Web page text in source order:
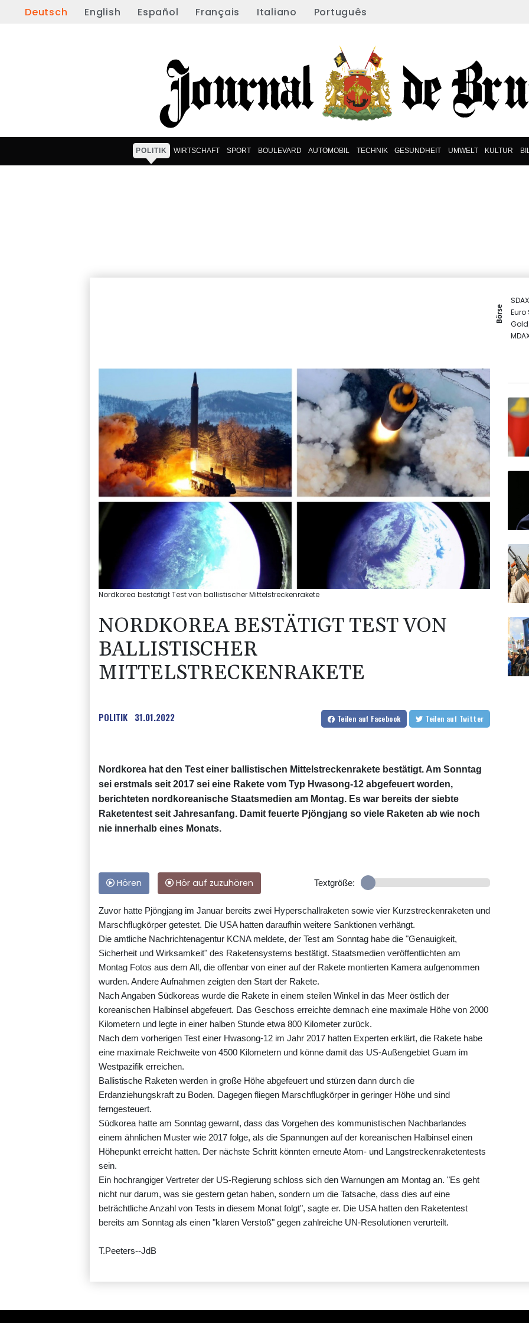
Deutsch English Español Français Italiano Português
POLITIK WIRTSCHAFT SPORT BOULEVARD AUTOMOBIL TECHNIK GESUNDHEIT UMWELT KULTUR
Börse
SDAX
Euro
Nordkorea bestätigt Test von ballistischer Mittelstreckenrakete
NORDKOREA BESTÄTIGT TEST VON
BALLISTISCHER
MITTELSTRECKENRAKETE
POLITIK 31.01.2022 Teilen auf Facebook Teilen auf Twitter
Nordkorea hat den Test einer ballistischen Mittelstreckenrakete bestätigt. Am Sonntag
sei erstmals seit 2017 sei eine Rakete vom Typ Hwasong-12 abgefeuert worden,
berichteten nordkoreanische Staatsmedien am Montag. Es war bereits der siebte
Raketentest seit Jahresanfang. Damit feuerte Pjöngjang so viele Raketen ab wie noch
nie innerhalb eines Monats.
Hören Hör auf zuzuhören Textgröße:
Zuvor hatte Pjöngjang im Januar bereits zwei Hyperschallraketen sowie vier Kurzstreckenraketen und
Marschflugkörper getestet. Die USA hatten daraufhin weitere Sanktionen verhängt.
Die amtliche Nachrichtenagentur KCNA meldete, der Test am Sonntag habe die "Genauigkeit,
Sicherheit und Wirksamkeit" des Raketensystems bestätigt. Staatsmedien veröffentlichten am
Montag Fotos aus dem All, die offenbar von einer auf der Rakete montierten Kamera aufgenommen
wurden. Andere Aufnahmen zeigten den Start der Rakete.
Nach Angaben Südkoreas wurde die Rakete in einem steilen Winkel in das Meer östlich der
koreanischen Halbinsel abgefeuert. Das Geschoss erreichte demnach eine maximale Höhe von 2000
Kilometern und legte in einer halben Stunde etwa 800 Kilometer zurück.
Nach dem vorherigen Test einer Hwasong-12 im Jahr 2017 hatten Experten erklärt, die Rakete habe
eine maximale Reichweite von 4500 Kilometern und könne damit das US-Außengebiet Guam im
Westpazifik erreichen.
Ballistische Raketen werden in große Höhe abgefeuert und stürzen dann durch die
Erdanziehungskraft zu Boden. Dagegen fliegen Marschflugkörper in geringer Höhe und sind
ferngesteuert.
Südkorea hatte am Sonntag gewarnt, dass das Vorgehen des kommunistischen Nachbarlandes
einem ähnlichen Muster wie 2017 folge, als die Spannungen auf der koreanischen Halbinsel einen
Höhepunkt erreicht hatten. Der nächste Schritt könnten erneute Atom- und Langstreckenraketentests
sein.
Ein hochrangiger Vertreter der US-Regierung schloss sich den Warnungen am Montag an. "Es geht
nicht nur darum, was sie gestern getan haben, sondern um die Tatsache, dass dies auf eine
beträchtliche Anzahl von Tests in diesem Monat folgt", sagte er. Die USA hatten den Raketentest
bereits am Sonntag als einen "klaren Verstoß" gegen zahlreiche UN-Resolutionen verurteilt.
T.Peeters--JdB